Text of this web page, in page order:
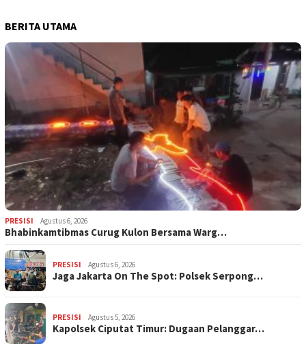
BERITA UTAMA
PRESISI Agustus 6, 2026
Bhabinkamtibmas Curug Kulon Bersama Warg…
PRESISI Agustus 6, 2026
Jaga Jakarta On The Spot: Polsek Serpong…
PRESISI Agustus 5, 2026
Kapolsek Ciputat Timur: Dugaan Pelanggar…